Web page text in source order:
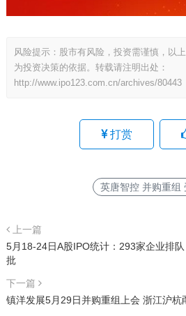
风险提示：股市有风险，投资需谨慎，以
为投资决策的依据。转载请注明出处：
http://www.ipo123.com.cn/archives/80443
打赏
英唐智控 并购重组
上一篇
5月18-24日A股IPO统计：293家企业排
批
下一篇
镇洋发展5月29日并购重组上会 浙江沪杭